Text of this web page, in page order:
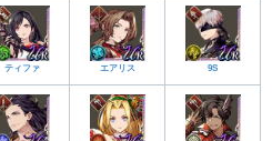
ティファ エアリス 9S